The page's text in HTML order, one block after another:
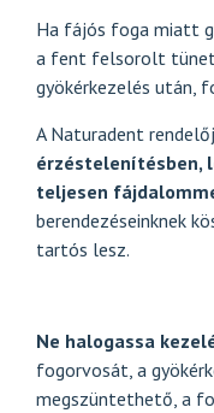
Ha fájós foga miatt
a fent felsorolt
gyökérkezelés után,
A Naturadent
érzéstelenítésben,
teljesen
berendezéseinknek
tartós lesz.
Ne halogassa
fogorvosát, a
megszüntethető, a